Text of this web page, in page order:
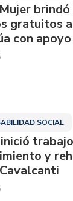
gratuitos
con
SOCIAL
y